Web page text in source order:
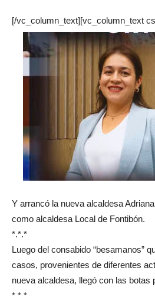
[/vc_column_text][vc_column_text
Y arrancó la nueva alcaldesa
como alcaldesa Local de Fontibón.
*.*.*
Luego del consabido “besamanos”
casos, provenientes de diferentes
nueva alcaldesa, llegó con las botas